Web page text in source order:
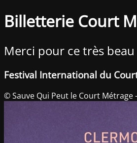
Billetterie Court
Merci pour ce très
Festival International du
© Sauve Qui Peut le Court Métrage